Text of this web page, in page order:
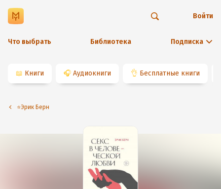
Что выбрать Библиотека Подписка
Войти
📖 Книги 🎧 Аудиокниги 👌 Бесплатные книги
⭐️Эрик Берн